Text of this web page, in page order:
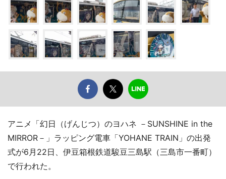
アニメ「幻日（げんじつ）のヨハネ －SUNSHINE in the
MIRROR－」ラッピング電車「YOHANE TRAIN」の出発
式が6月22日、伊豆箱根鉄道駿豆三島駅（三島市一番町）
で行われた。